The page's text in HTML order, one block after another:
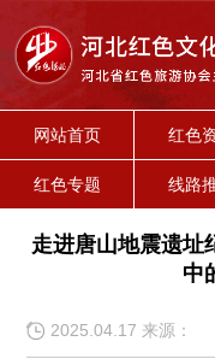
网站首页 红色
红色专题 线路
走进唐山地震遗址
中
2025.04.17 来源：